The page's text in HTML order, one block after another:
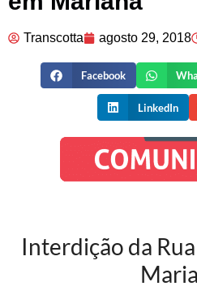
Transcotta agosto 29, 2018
Facebook
LinkedIn
Interdição da